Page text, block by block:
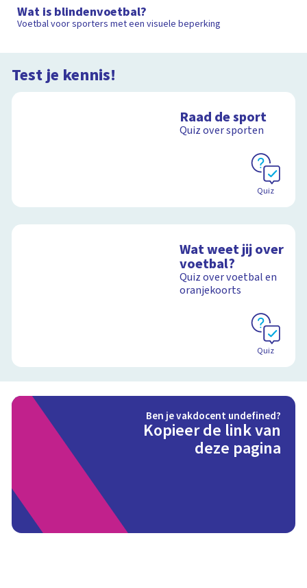
Wat is blindenvoetbal?
Voetbal voor sporters met een visuele beperking
Test je kennis!
Raad de sport
Quiz over sporten
Quiz
Wat weet jij over
voetbal?
Quiz over voetbal en
oranjekoorts
Quiz
Ben je vakdocent undefined?
Kopieer de link van
deze pagina